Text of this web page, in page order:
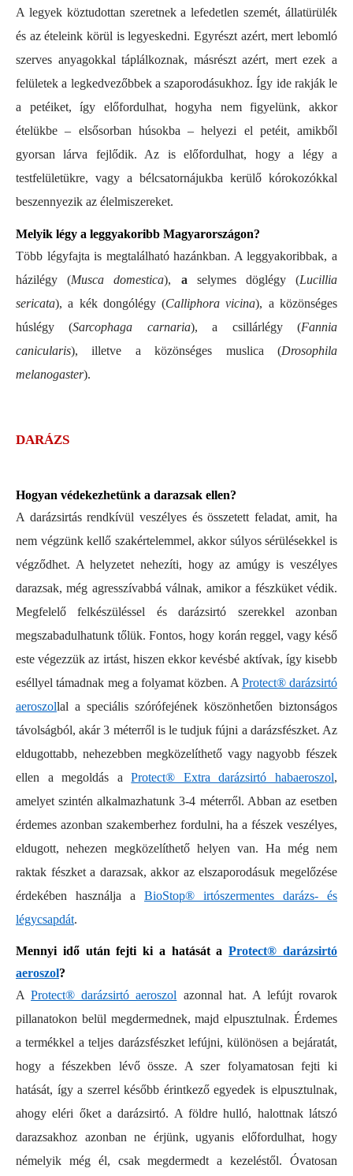
A legyek köztudottan szeretnek a lefedetlen szemét, állatürülék
és az ételeink körül is legyeskedni. Egyrészt azért, mert lebomló
szerves anyagokkal táplálkoznak, másrészt azért, mert ezek a
felületek a legkedvezőbbek a szaporodásukhoz. Így ide rakják le
a petéiket, így előfordulhat, hogyha nem figyelünk, akkor
ételükbe – elsősorban húsokba – helyezi el petéit, amikből
gyorsan lárva fejlődik. Az is előfordulhat, hogy a légy a
testfelületükre, vagy a bélcsatornájukba kerülő kórokozókkal
beszennyezik az élelmiszereket.
Melyik légy a leggyakoribb Magyarországon?
Több légyfajta is megtalálható hazánkban. A leggyakoribbak, a
házilégy (Musca domestica), a selymes döglégy (Lucillia
sericata), a kék dongólégy (Calliphora vicina), a közönséges
húslégy (Sarcophaga carnaria), a csillárlégy (Fannia
canicularis), illetve a közönséges muslica (Drosophila
melanogaster).
DARÁZS
Hogyan védekezhetünk a darazsak ellen?
A darázsirtás rendkívül veszélyes és összetett feladat, amit, ha
nem végzünk kellő szakértelemmel, akkor súlyos sérülésekkel is
végződhet. A helyzetet nehezíti, hogy az amúgy is veszélyes
darazsak, még agresszívabbá válnak, amikor a fészküket védik.
Megfelelő felkészüléssel és darázsirtó szerekkel azonban
megszabadulhatunk tőlük. Fontos, hogy korán reggel, vagy késő
este végezzük az irtást, hiszen ekkor kevésbé aktívak, így kisebb
eséllyel támadnak meg a folyamat közben. A Protect® darázsirtó
aeroszollal a speciális szórófejének köszönhetően biztonságos
távolságból, akár 3 méterről is le tudjuk fújni a darázsfészket. Az
eldugottabb, nehezebben megközelíthető vagy nagyobb fészek
ellen a megoldás aProtect® Extra darázsirtó habaeroszol,
amelyet szintén alkalmazhatunk 3-4 méterről. Abban az esetben
érdemes azonban szakemberhez fordulni, ha a fészek veszélyes,
eldugott, nehezen megközelíthető helyen van. Ha még nem
raktak fészket a darazsak, akkor az elszaporodásuk megelőzése
érdekében használja a BioStop® irtószermentes darázs- és
légycsapdát.
Mennyi idő után fejti ki a hatását aProtect® darázsirtó
aeroszol?
AProtect® darázsirtó aeroszol azonnal hat. A lefújt rovarok
pillanatokon belül megdermednek, majd elpusztulnak. Érdemes
a termékkel a teljes darázsfészket lefújni, különösen a bejáratát,
hogy a fészekben lévő össze. A szer folyamatosan fejti ki
hatását, így a szerrel később érintkező egyedek is elpusztulnak,
ahogy eléri őket a darázsirtó. A földre hulló, halottnak látszó
darazsakhoz azonban ne érjünk, ugyanis előfordulhat, hogy
némelyik még él, csak megdermedt a kezeléstől. Óvatosan